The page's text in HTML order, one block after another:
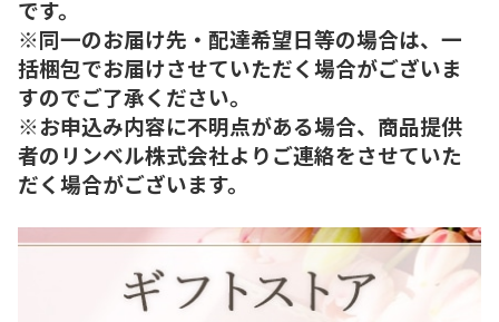
です。
※同一のお届け先・配達希望日等の場合は、一
括梱包でお届けさせていただく場合がございま
すのでご了承ください。
※お申込み内容に不明点がある場合、商品提供
者のリンベル株式会社よりご連絡をさせていた
だく場合がございます。